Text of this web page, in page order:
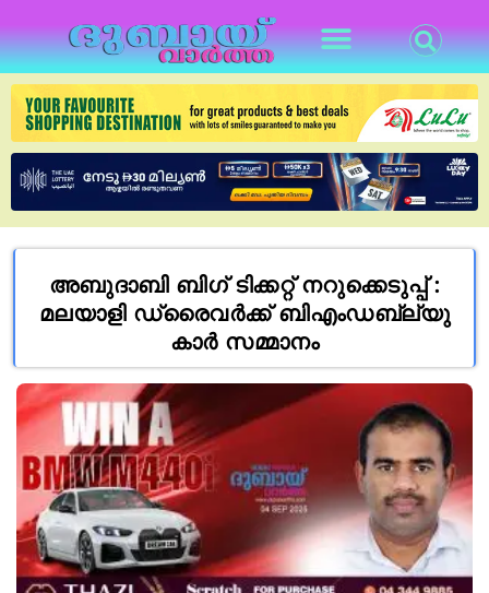
അബുദാബി ബിഗ് ടിക്കറ്റ് നറുക്കെടുപ്പ് :
മലയാളി ഡ്രൈവർക്ക് ബിഎംഡബ്ല്യു
കാർ സമ്മാനം